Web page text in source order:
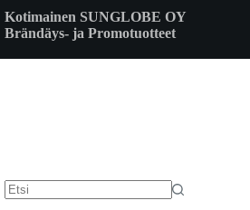
to
content
Kotimainen SUNGLOBE OY
Brändäys- ja Promotuotteet